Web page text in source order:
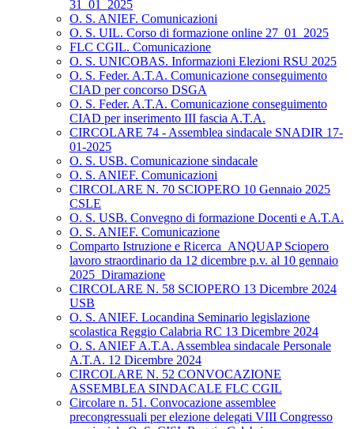
31_01_2025
O. S. ANIEF. Comunicazioni
O. S. UIL. Corso di formazione online 27_01_2025
FLC CGIL. Comunicazione
O. S. UNICOBAS. Informazioni Elezioni RSU 2025
O. S. Feder. A.T.A. Comunicazione conseguimento
CIAD per concorso DSGA
O. S. Feder. A.T.A. Comunicazione conseguimento
CIAD per inserimento III fascia A.T.A.
CIRCOLARE 74 - Assemblea sindacale SNADIR 17-
01-2025
O. S. USB. Comunicazione sindacale
O. S. ANIEF. Comunicazioni
CIRCOLARE N. 70 SCIOPERO 10 Gennaio 2025
CSLE
O. S. USB. Convegno di formazione Docenti e A.T.A.
O. S. ANIEF. Comunicazione
Comparto Istruzione e Ricerca_ANQUAP Sciopero
lavoro straordinario da 12 dicembre p.v. al 10 gennaio
2025_Diramazione
CIRCOLARE N. 58 SCIOPERO 13 Dicembre 2024
USB
O. S. ANIEF. Locandina Seminario legislazione
scolastica Reggio Calabria RC 13 Dicembre 2024
O. S. ANIEF A.T.A. Assemblea sindacale Personale
A.T.A. 12 Dicembre 2024
CIRCOLARE N. 52 CONVOCAZIONE
ASSEMBLEA SINDACALE FLC CGIL
Circolare n. 51. Convocazione assemblee
precongressuali per elezione delegati VIII Congresso